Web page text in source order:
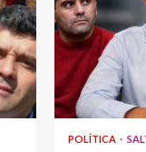
POLÍTICA